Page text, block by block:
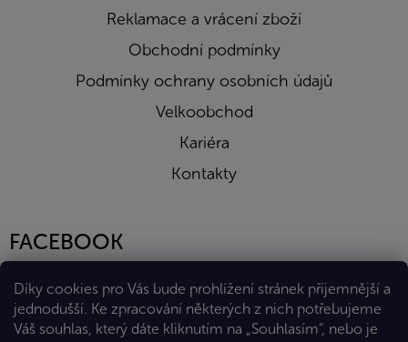
Díky cookies pro Vás bude prohlížení stránek příjemnější a
jednodušší. Ke zpracování některých z nich potřebujeme
Váš souhlas, který dáte kliknutím na „Souhlasím“, nebo je
Reklamace a vrácení zboží
Obchodní podmínky
Podmínky ochrany osobních údajů
Velkoobchod
Kariéra
Kontakty
FACEBOOK